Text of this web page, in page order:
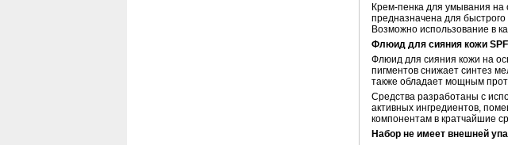
Крем-пенка для умывания на
предназначена для быстрого
Возможно использование в
Флюид для сияния кожи
Флюид для сияния кожи на
пигментов снижает синтез
также обладает мощным
Средства разработаны с
активных ингредиентов,
компонентам в кратчайшие
Набор не имеет внешней